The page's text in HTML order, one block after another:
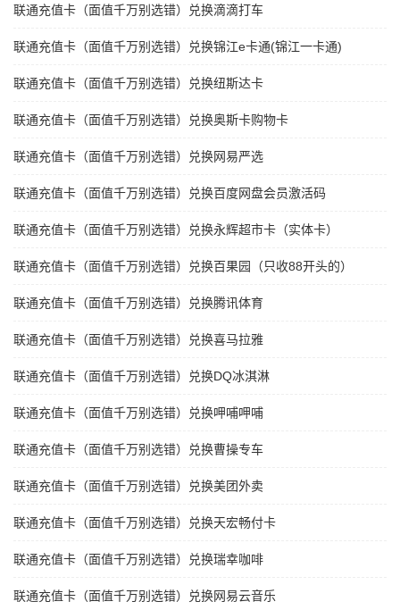
联通充值卡（面值千万别选错）兑换滴滴打车
联通充值卡（面值千万别选错）兑换锦江e卡通(锦江一卡通)
联通充值卡（面值千万别选错）兑换纽斯达卡
联通充值卡（面值千万别选错）兑换奥斯卡购物卡
联通充值卡（面值千万别选错）兑换网易严选
联通充值卡（面值千万别选错）兑换百度网盘会员激活码
联通充值卡（面值千万别选错）兑换永辉超市卡（实体卡）
联通充值卡（面值千万别选错）兑换百果园（只收88开头的）
联通充值卡（面值千万别选错）兑换腾讯体育
联通充值卡（面值千万别选错）兑换喜马拉雅
联通充值卡（面值千万别选错）兑换DQ冰淇淋
联通充值卡（面值千万别选错）兑换呷哺呷哺
联通充值卡（面值千万别选错）兑换曹操专车
联通充值卡（面值千万别选错）兑换美团外卖
联通充值卡（面值千万别选错）兑换天宏畅付卡
联通充值卡（面值千万别选错）兑换瑞幸咖啡
联通充值卡（面值千万别选错）兑换网易云音乐